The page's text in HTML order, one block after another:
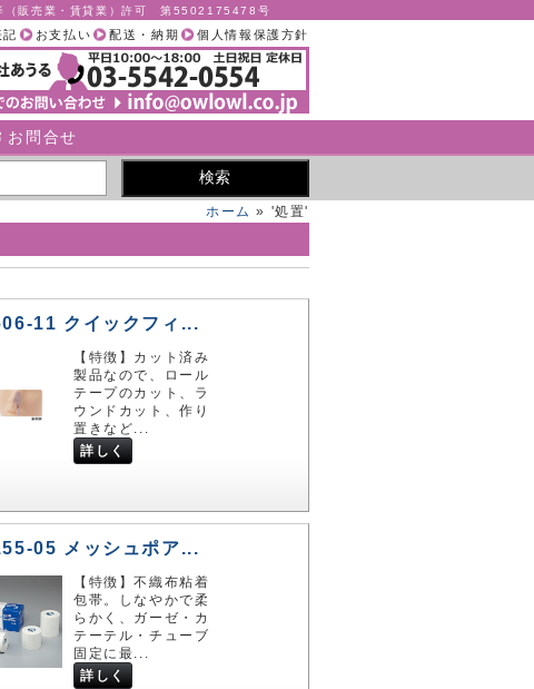
（販売業・賃貸業）許可 第5502175478号
個人情報保護方針
配送・納期
お支払い
お問合せ
ホーム » '処置'
11 クイックフィ...
【特徴】カット済み
製品なので、ロール
テープのカット、ラ
ウンドカット、作り
置きなど...
詳しく
05 メッシュポア...
【特徴】不織布粘着
包帯。しなやかで柔
らかく、ガーゼ・カ
テーテル・チューブ
固定に最...
詳しく